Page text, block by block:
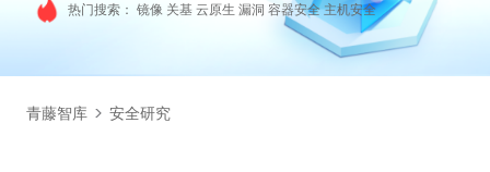
热门搜索： 镜像 关基 云原生 漏洞 容器安全 主机安全
青藤智库 安全研究